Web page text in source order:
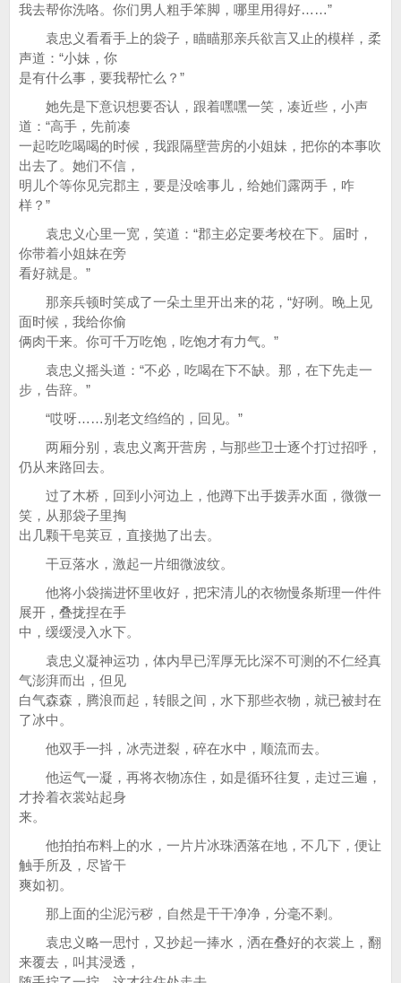
我去帮你洗咯。你们男人粗手笨脚，哪里用得好……”
袁忠义看看手上的袋子，瞄瞄那亲兵欲言又止的模样，柔
声道：“小妹，你
是有什么事，要我帮忙么？”
她先是下意识想要否认，跟着嘿嘿一笑，凑近些，小声
道：“高手，先前凑
一起吃吃喝喝的时候，我跟隔壁营房的小姐妹，把你的本事吹
出去了。她们不信，
明儿个等你见完郡主，要是没啥事儿，给她们露两手，咋
样？”
袁忠义心里一宽，笑道：“郡主必定要考校在下。届时，
你带着小姐妹在旁
看好就是。”
那亲兵顿时笑成了一朵土里开出来的花，“好咧。晚上见
面时候，我给你偷
俩肉干来。你可千万吃饱，吃饱才有力气。”
袁忠义摇头道：“不必，吃喝在下不缺。那，在下先走一
步，告辞。”
“哎呀……别老文绉绉的，回见。”
两厢分别，袁忠义离开营房，与那些卫士逐个打过招呼，
仍从来路回去。
过了木桥，回到小河边上，他蹲下出手拨弄水面，微微一
笑，从那袋子里掏
出几颗干皂荚豆，直接抛了出去。
干豆落水，激起一片细微波纹。
他将小袋揣进怀里收好，把宋清儿的衣物慢条斯理一件件
展开，叠拢捏在手
中，缓缓浸入水下。
袁忠义凝神运功，体内早已浑厚无比深不可测的不仁经真
气澎湃而出，但见
白气森森，腾浪而起，转眼之间，水下那些衣物，就已被封在
了冰中。
他双手一抖，冰壳迸裂，碎在水中，顺流而去。
他运气一凝，再将衣物冻住，如是循环往复，走过三遍，
才拎着衣裳站起身
来。
他拍拍布料上的水，一片片冰珠洒落在地，不几下，便让
触手所及，尽皆干
爽如初。
那上面的尘泥污秽，自然是干干净净，分毫不剩。
袁忠义略一思忖，又抄起一捧水，洒在叠好的衣裳上，翻
来覆去，叫其浸透，